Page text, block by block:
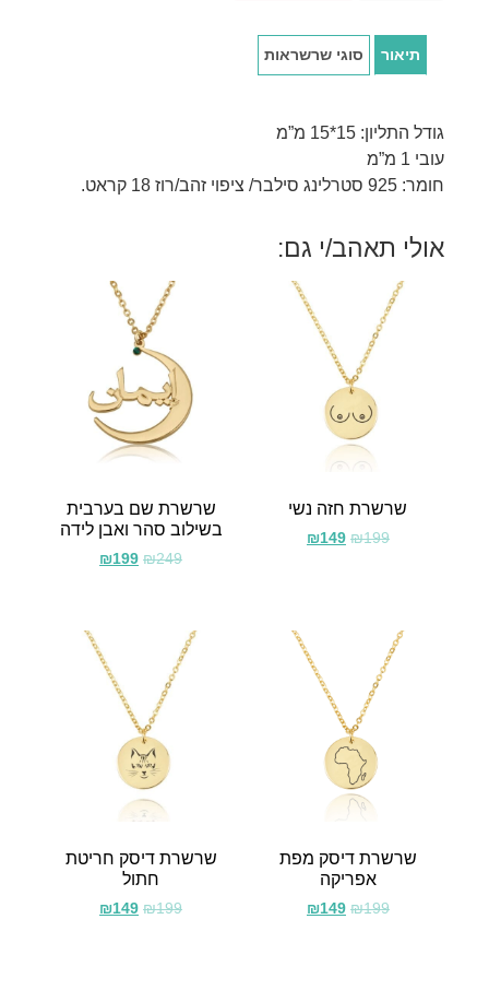
תיאור סוגי שרשראות
גודל התליון: 15*15 מ”מ
עובי 1 מ”מ
חומר: 925 סטרלינג סילבר/ ציפוי זהב/רוז 18 קראט.
אולי תאהב/י גם:
שרשרת חזה נשי
₪199
₪149
שרשרת שם בערבית
בשילוב סהר ואבן לידה
₪249
₪199
שרשרת דיסק מפת
אפריקה
₪199
₪149
שרשרת דיסק חריטת
חתול
₪199
₪149